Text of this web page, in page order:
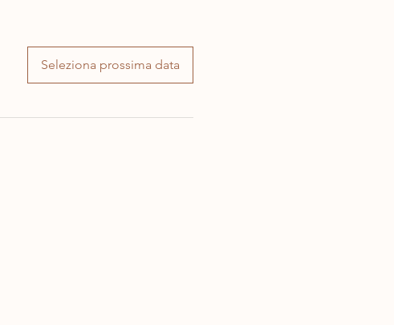
Seleziona prossima data